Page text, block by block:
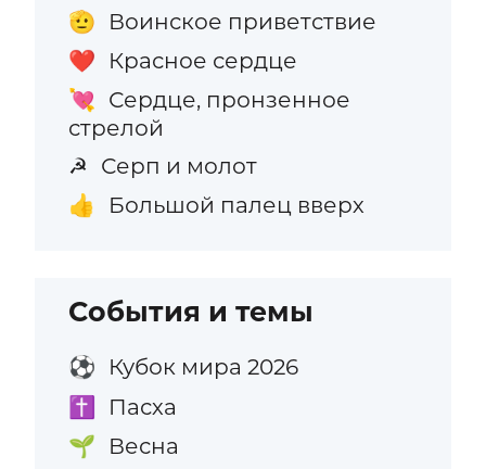
🫡 Воинское приветствие
❤️ Красное сердце
💘
Сердце, пронзенное
стрелой
☭ Серп и молот
👍 Большой палец вверх
События и темы
⚽ Кубок мира 2026
✝️ Пасха
🌱 Весна